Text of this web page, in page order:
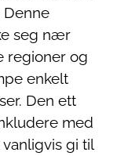
Denne
seg nær
regioner og
​​enkelt
Den ett
med
gi til